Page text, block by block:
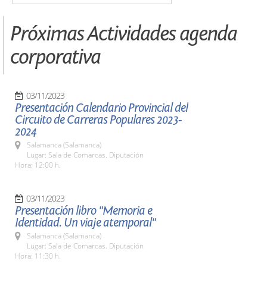
Próximas Actividades agenda
corporativa
03/11/2023
Presentación Calendario Provincial del
Circuito de Carreras Populares 2023-
2024
Salamanca (Salamanca)
Lugar: Sala de Comarcas. Diputación
Hora: 12:00 h.
03/11/2023
Presentación libro "Memoria e
Identidad. Un viaje atemporal"
Salamanca (Salamanca)
Lugar: Sala de Comarcas. Diputación
Hora: 11:30 h.